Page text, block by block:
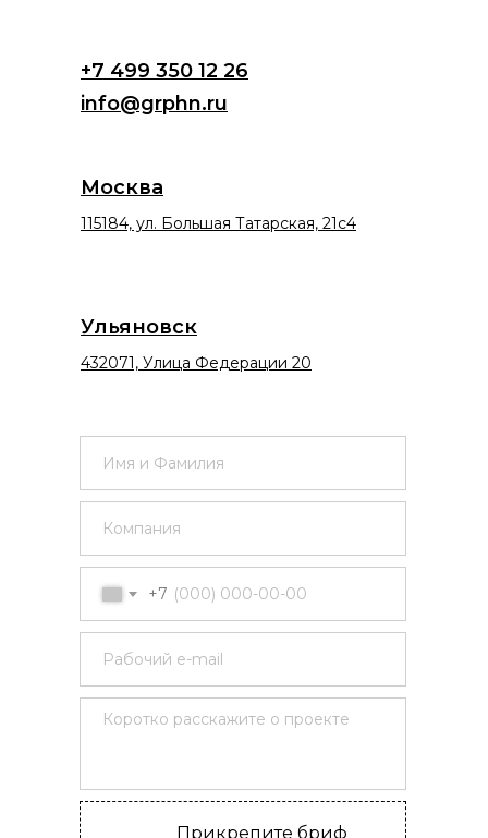
info@grphn.ru
+7 499 350 12 26
115184, ул. Большая Татарская, 21с4
Москва
432071, Улица Федерации 20
Ульяновск
+7
Прикрепите бриф